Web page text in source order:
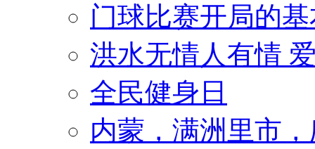
门球比赛开局的
洪水无情人有情
全民健身日
内蒙，满洲里市